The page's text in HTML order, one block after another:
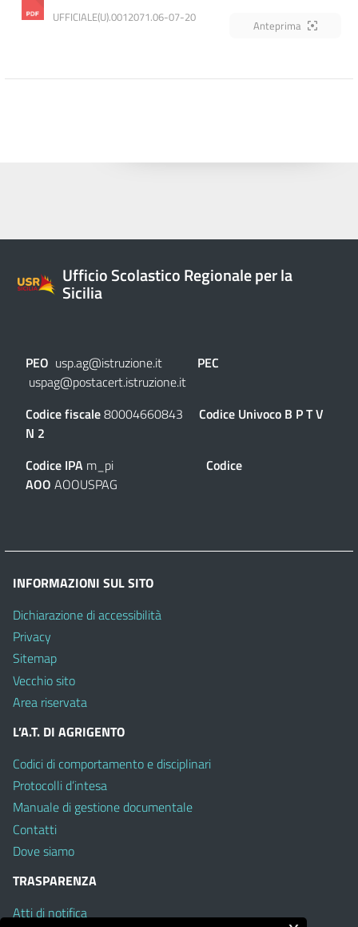
UFFICIALE(U).0012071.06-07-20
Anteprima
Ufficio Scolastico Regionale per la
Sicilia
PEO usp.ag@istruzione.it
PEC
uspag@postacert.istruzione.it
Codice fiscale80004660843 Codice Univoco B P T V
N 2
Codice IPA m_pi Codice
AOO AOOUSPAG
INFORMAZIONI SUL SITO
Dichiarazione di accessibilità
Privacy
Sitemap
Vecchio sito
Area riservata
L’A.T. DI AGRIGENTO
Codici di comportamento e disciplinari
Protocolli d’intesa
Manuale di gestione documentale
Contatti
Dove siamo
TRASPARENZA
Atti di notifica